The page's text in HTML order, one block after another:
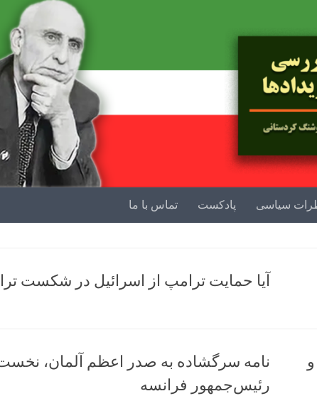
سیاسی پادکست تماس با ما
آیا حمایت ترامپ از اسرائیل در شکست
نامه سرگشاده به صدر اعظم آلمان،
رئیس‌جمهور فرانسه